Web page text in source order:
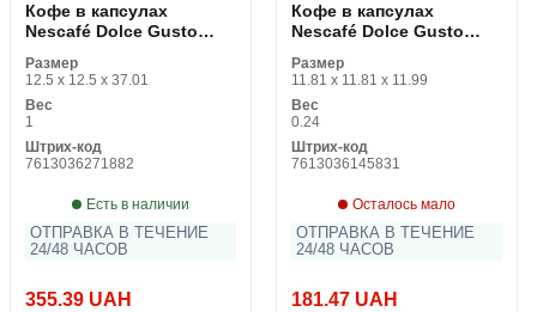
Кофе в капсулах
Nescafé Dolce Gusto
uds)
Размер
12.5 x 12.5 x 37.01
Вес
1
Штрих-код
7613036271882
Есть в наличии
ОТПРАВКА В ТЕЧЕНИЕ
24/48 ЧАСОВ
355.39 UAH
Кофе в капсулах
Nescafé Dolce Gusto
Intenso (16 uds)
Размер
11.81 x 11.81 x 11.99
Вес
0.24
Штрих-код
7613036145831
Осталось мало
ОТПРАВКА В ТЕЧЕНИЕ
24/48 ЧАСОВ
181.47 UAH